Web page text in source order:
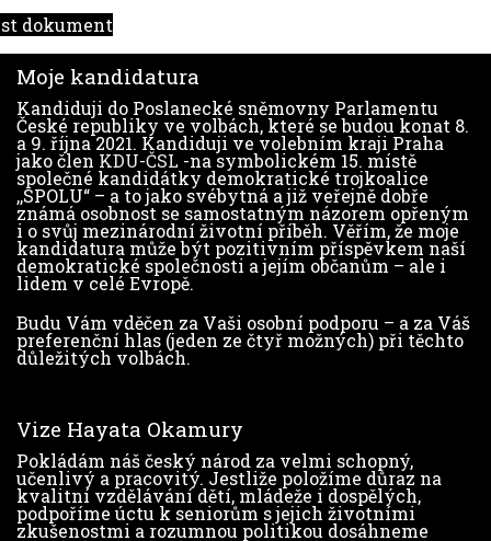
dokument
Moje kandidatura
Kandiduji do Poslanecké sněmovny Parlamentu
České republiky ve volbách, které se budou konat 8.
a 9. října 2021. Kandiduji ve volebním kraji Praha
jako člen KDU-ČSL -na symbolickém 15. místě
společné kandidátky demokratické trojkoalice
,,SPOLU“ – a to jako svébytná a již veřejně dobře
známá osobnost se samostatným názorem opřeným
i o svůj mezinárodní životní příběh. Věřím, že moje
kandidatura může být pozitivním příspěvkem naší
demokratické společnosti a jejím občanům – ale i
lidem v celé Evropě.
Budu Vám vděčen za Vaši osobní podporu – a za Váš
preferenční hlas (jeden ze čtyř možných) při těchto
důležitých volbách.
Vize Hayata Okamury
Pokládám náš český národ za velmi schopný,
učenlivý a pracovitý. Jestliže položíme důraz na
kvalitní vzdělávání dětí, mládeže i dospělých,
podpoříme úctu k seniorům s jejich životními
zkušenostmi a rozumnou politikou dosáhneme